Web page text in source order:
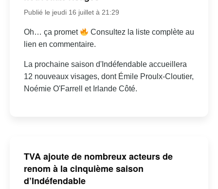
Publié le jeudi 16 juillet à 21:29
Oh… ça promet
Consultez la liste complète au
lien en commentaire.
La prochaine saison d'Indéfendable accueillera
12 nouveaux visages, dont Émile Proulx-Cloutier,
Noémie O'Farrell et Irlande Côté.
TVA ajoute de nombreux acteurs de
renom à la cinquième saison
d’Indéfendable